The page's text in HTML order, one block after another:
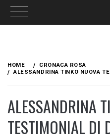
content
HOME
CRONACA ROSA
ALESSANDRINA TINKO NUOVA
ALESSANDRINA
TESTIMONIAL DI